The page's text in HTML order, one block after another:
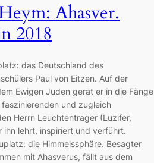
Ahasver.
2018
das Deutschland des
Paul von Eitzen. Auf der
Ewigen Juden gerät er in die Fänge
und zugleich
Herrn Leuchtentrager (Luzifer,
ihn lehrt, inspiriert und verführt.
die Himmelssphäre. Besagter
mit Ahasverus, fällt aus dem